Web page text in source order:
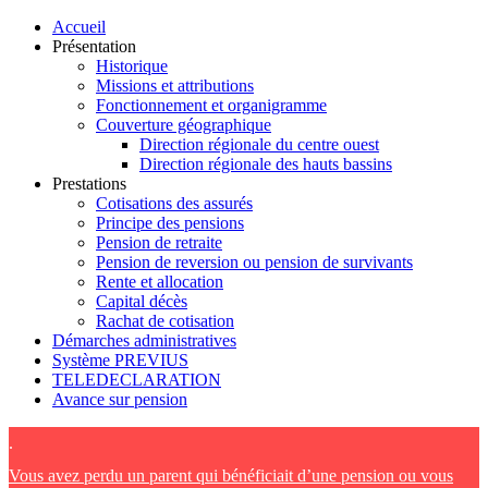
Accueil
Présentation
Historique
Missions et attributions
Fonctionnement et organigramme
Couverture géographique
Direction régionale du centre ouest
Direction régionale des hauts bassins
Prestations
Cotisations des assurés
Principe des pensions
Pension de retraite
Pension de reversion ou pension de survivants
Rente et allocation
Capital décès
Rachat de cotisation
Démarches administratives
Système PREVIUS
TELEDECLARATION
Avance sur pension
.
Vous avez perdu un parent qui bénéficiait d’une pension ou vous